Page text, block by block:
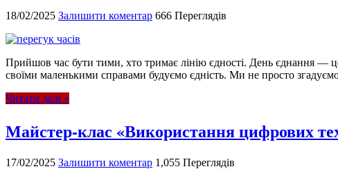
18/02/2025 Залишити коментар 666 Переглядів
Прийшов час бути тими, хто тримає лінію єдності. День єднання —
своїми маленькими справами будуємо єдність. Ми не просто
Читати далі »
Майстер-клас «Використання цифрових
17/02/2025 Залишити коментар 1,055 Переглядів